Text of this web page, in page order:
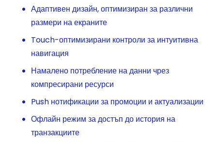
Адаптивен дизайн, оптимизиран за различни
размери на екраните
Touch-оптимизирани контроли за интуитивна
навигация
Намалено потребление на данни чрез
компресирани ресурси
Push нотификации за промоции и актуализации
Офлайн режим за достъп до история на
транзакциите